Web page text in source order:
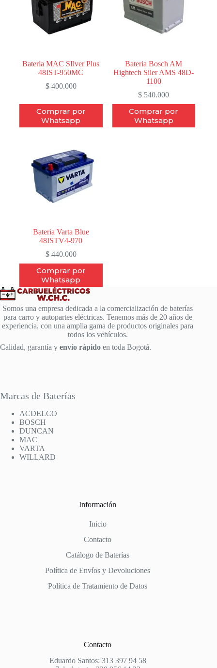
Bateria MAC SIlver Plus
48IST-950MC
$400.000
Comprar por
Whatsapp
Bateria Bosch AM
Hightech Siler AMS 48D-
1100
$ 540.000
Comprar por
Whatsapp
Bateria Varta Blue
48ISTV4-970
$440.000
Comprar por
Whatsapp
Somos una empresa dedicada a la comercialización de baterías
para carro y autopartes eléctricas. Tenemos más de 20 años de
experiencia, con una amplia gama de productos originales para
todos los vehículos.
Calidad, garantía y envío rápido en toda Bogotá.
Marcas de Baterías
ACDELCO
BOSCH
DUNCAN
MAC
VARTA
WILLARD
Información
Inicio
Contacto
Catálogo de Baterías
Política de Envíos y Devoluciones
Política de Tratamiento de Datos
Contacto
Eduardo Santos: 313 397 94 58